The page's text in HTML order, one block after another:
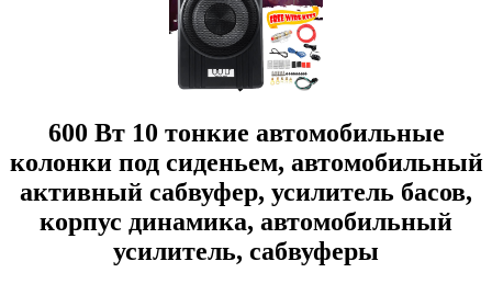
600 Вт 10 тонкие автомобильные
колонки под сиденьем, автомобильный
активный сабвуфер, усилитель басов,
корпус динамика, автомобильный
усилитель, сабвуферы